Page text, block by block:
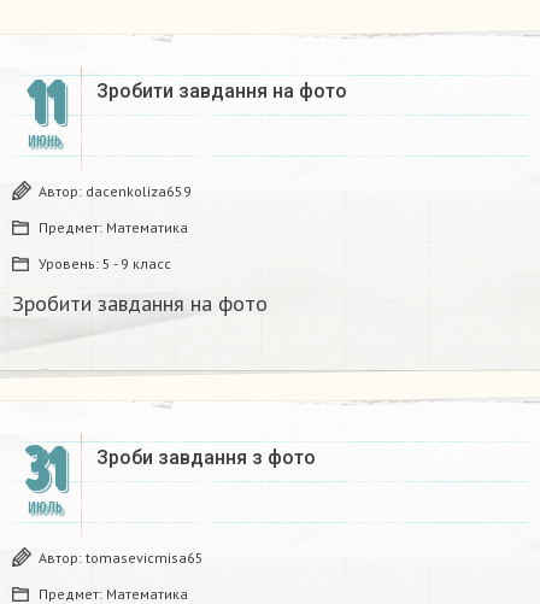
11
ИЮНЬ
Зробити завдання на фото
Автор: dacenkoliza659
Предмет: Математика
Уровень: 5 - 9 класс
Зробити завдання на фото
31
ИЮЛЬ
Зроби завдання з фото​
Автор: tomasevicmisa65
Предмет: Математика